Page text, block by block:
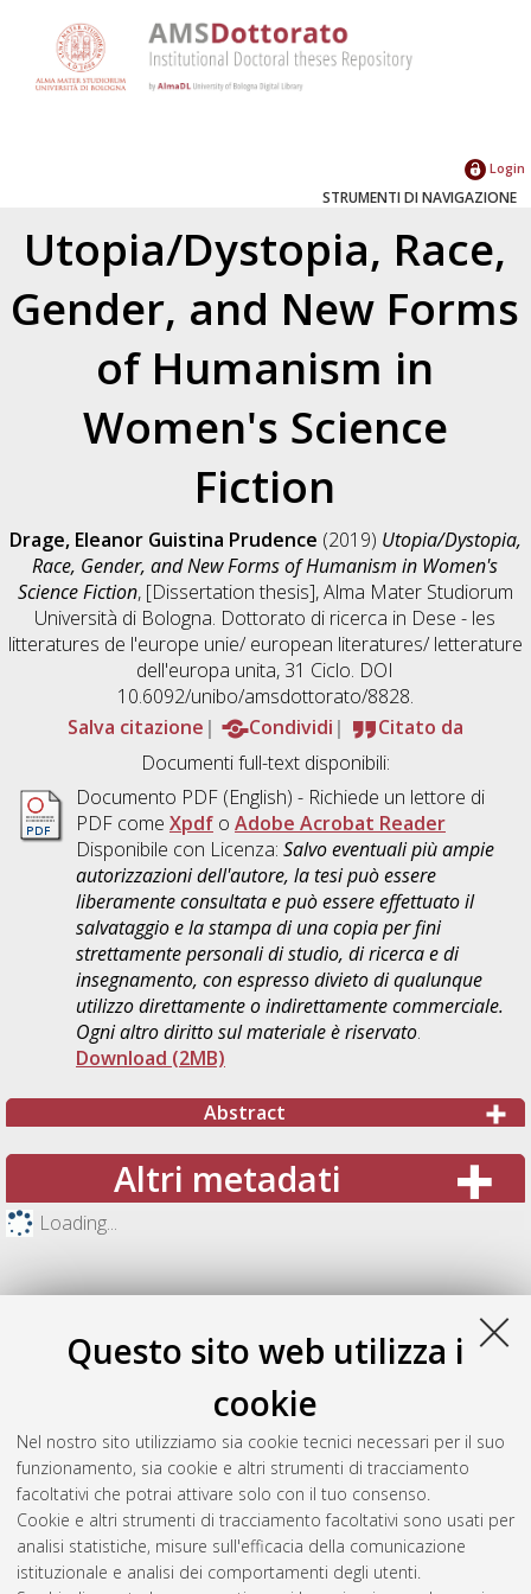
Questo sito web utilizza i
cookie
Nel nostro sito utilizziamo sia cookie tecnici necessari per il suo
funzionamento, sia cookie e altri strumenti di tracciamento
facoltativi che potrai attivare solo con il tuo consenso.
Cookie e altri strumenti di tracciamento facoltativi sono usati per
analisi statistiche, misure sull'efficacia della comunicazione
istituzionale e analisi dei comportamenti degli utenti.
Login
STRUMENTI DI NAVIGAZIONE
Utopia/Dystopia, Race,
Gender, and New Forms
of Humanism in
Women's Science
Fiction
Drage, Eleanor Guistina Prudence (2019) Utopia/Dystopia,
Race, Gender, and New Forms of Humanism in Women's
Science Fiction, [Dissertation thesis], Alma Mater Studiorum
Università di Bologna. Dottorato di ricerca in Dese - les
litteratures de l'europe unie/ european literatures/ letterature
dell'europa unita, 31 Ciclo. DOI
10.6092/unibo/amsdottorato/8828.
Salva citazione
Condividi
Citato da
Documenti full-text disponibili:
Documento PDF(English) - Richiede un lettore di
PDF come Xpdfo Adobe Acrobat Reader
Disponibile con Licenza: Salvo eventuali più ampie
autorizzazioni dell'autore, la tesi può essere
liberamente consultata e può essere effettuato il
salvataggio e la stampa di una copia per fini
strettamente personali di studio, di ricerca e di
insegnamento, con espresso divieto di qualunque
utilizzo direttamente o indirettamente commerciale.
Ogni altro diritto sul materiale è riservato.
Download (2MB)
Abstract
Altri metadati
Loading...
Gestione del documento: